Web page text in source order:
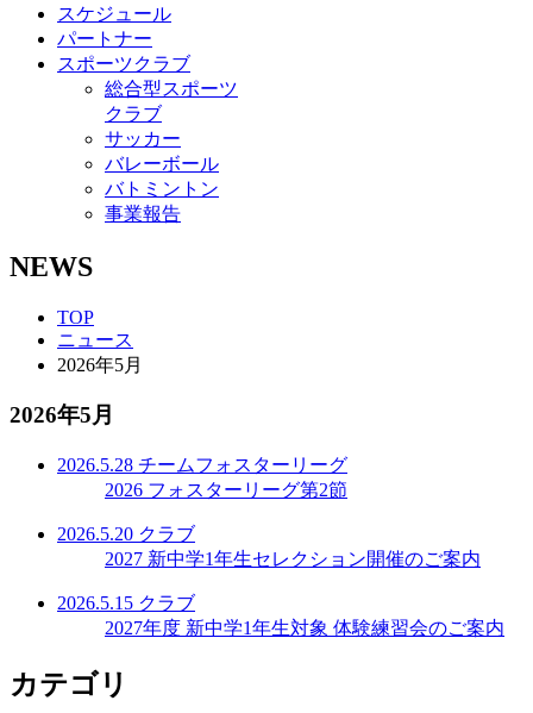
スケジュール
パートナー
スポーツクラブ
総合型スポーツ
クラブ
サッカー
バレーボール
バトミントン
事業報告
NEWS
TOP
ニュース
2026年5月
2026年5月
2026.5.28 チームフォスターリーグ
2026 フォスターリーグ第2節
2026.5.20 クラブ
2027 新中学1年生セレクション開催のご案内
2026.5.15 クラブ
2027年度 新中学1年生対象 体験練習会のご案内
カテゴリ